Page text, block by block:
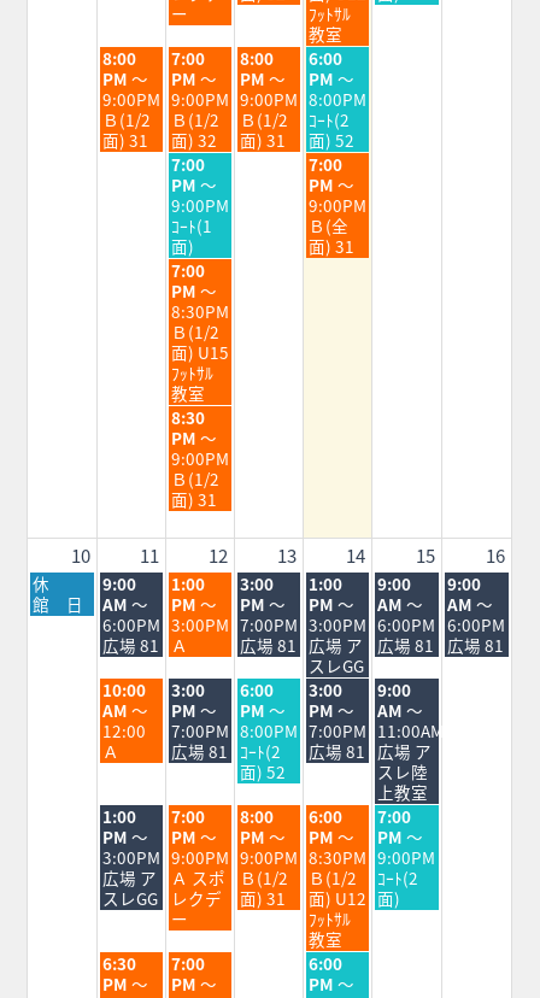
5th
2026
ー
6th
7th
2026
ﾌｯﾄｻﾙ
教室
8th
火
曜
日,
8
月
4th
8:00
PM ～
9:00PM
Ｂ(1/2
面) 31
水
曜
日,
8
月
5th
2026
7:00
PM ～
9:00PM
Ｂ(1/2
面) 32
木
曜
日,
8
月
6th
8:00
PM ～
9:00PM
Ｂ(1/2
面) 31
金
曜
日,
8
月
7th
2026
6:00
PM ～
8:00PM
ｺｰﾄ(2
面) 52
水
曜
日,
8
月
5th
2026
7:00
PM ～
9:00PM
ｺｰﾄ(1
面)
金
曜
日,
8
月
7th
7:00
PM ～
9:00PM
Ｂ(全
面) 31
水
曜
日,
8
月
5th
2026
7:00
PM ～
8:30PM
Ｂ(1/2
面) U15
ﾌｯﾄｻﾙ
教室
水
曜
日,
8
月
5th
2026
8:30
PM ～
9:00PM
Ｂ(1/2
面) 31
10 11 12 13 14 15 16
月
曜
日,
休
館 日
火
曜
日,
8
月
11th
2026
9:00
AM ～
6:00PM
広場 81
水
曜
日,
8
月
12th
2026
1:00
PM ～
3:00PM
Ａ
木
曜
日,
8
月
13th
2026
3:00
PM ～
7:00PM
広場 81
金
曜
日,
8
月
14th
2026
1:00
PM ～
3:00PM
広場 ア
スレGG
土
曜
日,
8
月
15th
2026
9:00
AM ～
6:00PM
広場 81
日
曜
日,
8
月
9:00
AM ～
6:00PM
広場 81
火
曜
日,
8
月
2026
10:00
AM ～
12:00
Ａ
水
曜
日,
8
月
2026
3:00
PM ～
7:00PM
広場 81
木
曜
日,
8
月
13th
2026
6:00
PM ～
8:00PM
ｺｰﾄ(2
面) 52
金
曜
日,
8
月
2026
3:00
PM ～
7:00PM
広場 81
土
曜
日,
8
月
15th
2026
9:00
AM ～
11:00AM
広場 ア
スレ陸
上教室
火
曜
日,
8
月
11th
1:00
PM ～
3:00PM
広場 ア
スレGG
水
曜
日,
8
月
12th
2026
7:00
PM ～
9:00PM
Ａ スポ
レクデ
ー
木
曜
日,
8
月
13th
8:00
PM ～
9:00PM
Ｂ(1/2
面) 31
金
曜
日,
8
月
14th
2026
6:00
PM ～
8:30PM
Ｂ(1/2
面) U12
ﾌｯﾄｻﾙ
教室
土
曜
日,
8
月
15th
7:00
PM ～
9:00PM
ｺｰﾄ(2
面)
火
曜
6:30
PM ～
水
曜
7:00
PM ～
金
曜
6:00
PM ～